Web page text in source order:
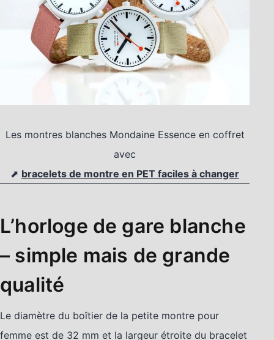
Les montres blanches Mondaine Essence en coffret
avec
⬈ bracelets de montre en PET faciles à changer
L’horloge de gare blanche
– simple mais de grande
qualité
Le diamètre du boîtier de la petite montre pour
femme est de 32 mm et la largeur étroite du bracelet